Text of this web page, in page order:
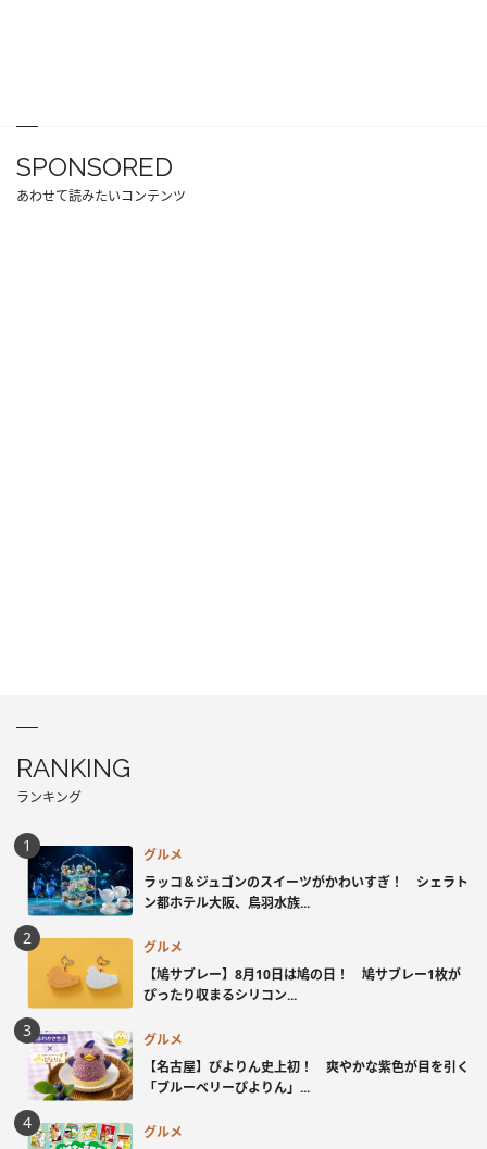
SPONSORED
あわせて読みたいコンテンツ
RANKING
ランキング
グルメ
ラッコ＆ジュゴンのスイーツがかわいすぎ！ シェラト
ン都ホテル大阪、鳥羽水族...
グルメ
【鳩サブレー】8月10日は鳩の日！ 鳩サブレー1枚が
ぴったり収まるシリコン...
グルメ
【名古屋】ぴよりん史上初！ 爽やかな紫色が目を引く
「ブルーベリーぴよりん」...
グルメ